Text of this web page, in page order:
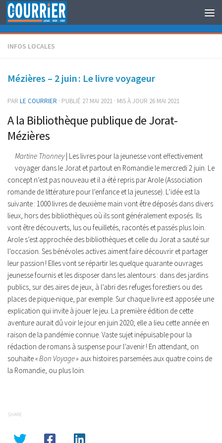
Au dessous du contenu
INFOS LOCALES
Mézières – 2 juin : Le livre voyageur
PAR LE COURRIER · PUBLIÉ 27 MAI 2021 · MIS À JOUR 26 MAI 2021
A la Bibliothèque publique de Jorat-
Mézières
Martine Thonney| Les livres pour la jeunesse vont effectivement
voyager dans le Jorat et partout en Romandie le mercredi 2 juin. Le
concept n’est pas nouveau et il a été repris par Arole (Association
romande de littérature pour l’enfance et la jeunesse). L’idée est la
suivante : 1000 livres de deuxième main vont être déposés dans divers
lieux, hors des bibliothèques où ils sont généralement exposés. Ils
vont être découverts, lus ou feuilletés, racontés et passés plus loin.
Arole s’est approchée des bibliothèques et celle du Jorat a sauté sur
l’occasion. Ses bénévoles actives aiment faire découvrir et partager
leur passion ! Elles vont se répartir les quelque quarante ouvrages
jeunesse fournis et les disposer dans les alentours : dans des jardins
publics, sur des aires de jeux, à l’abri des refuges forestiers ou des
places de pique-nique, par exemple. Sur chaque livre est apposée une
explication qui invite à jouer le jeu. La première édition de cette
aventure aurait dû voir le jour en juin 2020; elle a lieu cette année en
raison de la pandémie connue. Vaste sujet inépuisable pour la
rédaction de romans à suspense pour l’avenir ! En attendant, on
souhaite« Bon Voyage » aux histoires parsemées aux quatre coins de
la Romandie, ou plus loin.
SHARE